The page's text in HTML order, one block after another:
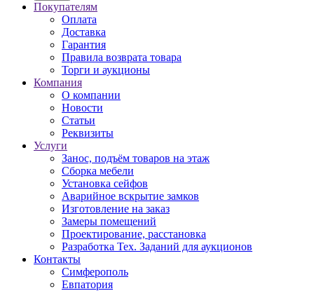
Покупателям
Оплата
Доставка
Гарантия
Правила возврата товара
Торги и аукционы
Компания
О компании
Новости
Статьи
Реквизиты
Услуги
Занос, подъём товаров на этаж
Сборка мебели
Установка сейфов
Аварийное вскрытие замков
Изготовление на заказ
Замеры помещений
Проектирование, расстановка
Разработка Тех. Заданий для аукционов
Контакты
Симферополь
Евпатория